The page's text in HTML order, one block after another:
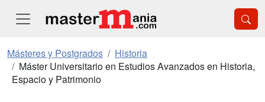
Másteres y Postgrados
Historia
Máster Universitario en Estudios Avanzados en Historia,
Espacio y Patrimonio